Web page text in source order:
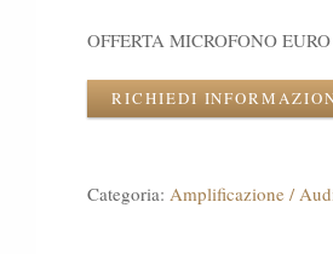
OFFERTA MICROFONO
RICHIEDI
Categoria: Amplificazione /